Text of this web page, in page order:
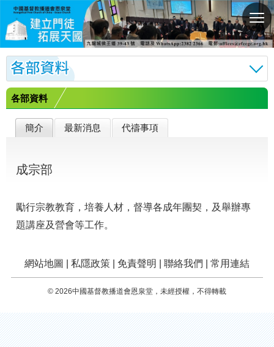
切
換
選
單
各部資料
簡介 最新消息 代禱事項
成宗部
勵行宗教教育，培養人材，督導各成年團契，及舉辦專
題講座及營會等工作。
網站地圖 私隱政策 免責聲明 聯絡我們 常用連結
© 2026中國基督教播道會恩泉堂，未經授權，不得轉載